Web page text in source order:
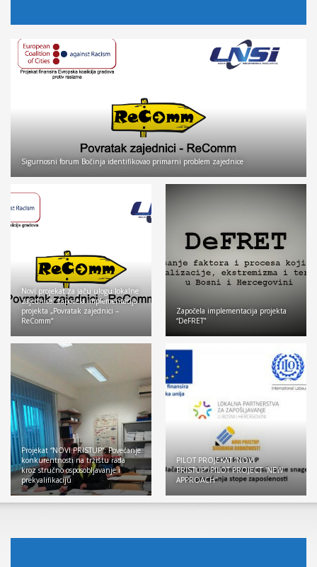
Sigurnosni forum Bočinja identifikovao primarni problem zajednice
Novi projekat za jaču ulogu lokalne
zajednice: započela implementacija
projekta „Povratak zajednici –
ReComm“
Započela implementacija projekta
“DeFRET”
Projekat “NOVI PRISTUP”: Povećanje
konkurentnosti na tržištu rada
kroz stručno osposobljavanje i
prekvalifikaciju
PILOT PROJEKAT “NOVI
PRISTUP”/PILOT PROJECT “NEW
APPROACH”